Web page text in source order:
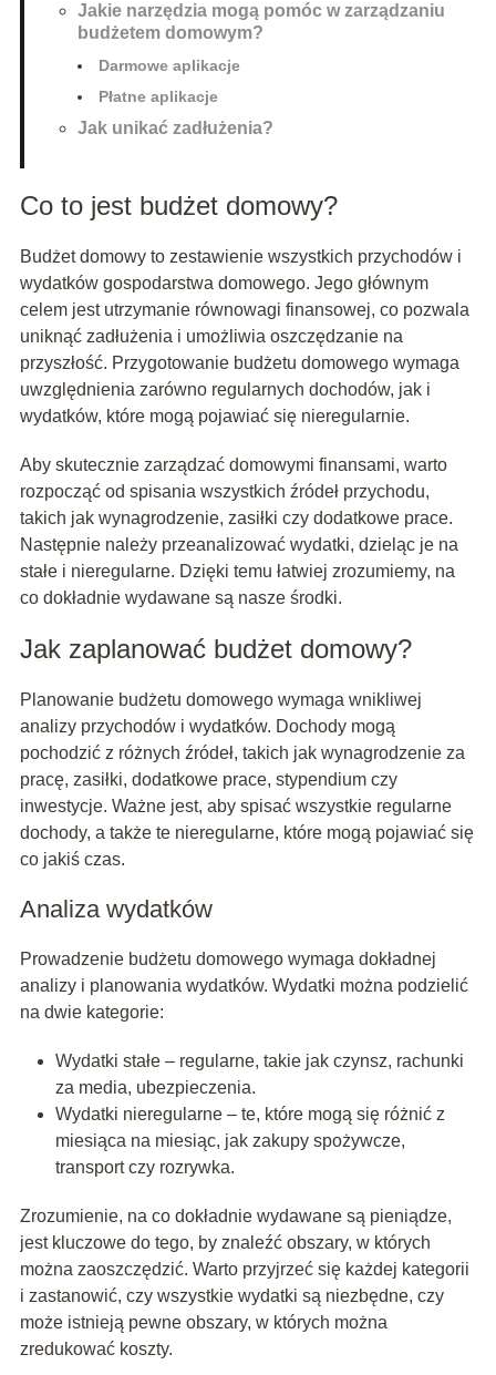
Jakie narzędzia mogą pomóc w zarządzaniu
budżetem domowym?
Darmowe aplikacje
Płatne aplikacje
Jak unikać zadłużenia?
Co to jest budżet domowy?
Budżet domowy to zestawienie wszystkich przychodów i
wydatków gospodarstwa domowego. Jego głównym
celem jest utrzymanie równowagi finansowej, co pozwala
uniknąć zadłużenia i umożliwia oszczędzanie na
przyszłość. Przygotowanie budżetu domowego wymaga
uwzględnienia zarówno regularnych dochodów, jak i
wydatków, które mogą pojawiać się nieregularnie.
Aby skutecznie zarządzać domowymi finansami, warto
rozpocząć od spisania wszystkich źródeł przychodu,
takich jak wynagrodzenie, zasiłki czy dodatkowe prace.
Następnie należy przeanalizować wydatki, dzieląc je na
stałe i nieregularne. Dzięki temu łatwiej zrozumiemy, na
co dokładnie wydawane są nasze środki.
Jak zaplanować budżet domowy?
Planowanie budżetu domowego wymaga wnikliwej
analizy przychodów i wydatków. Dochody mogą
pochodzić z różnych źródeł, takich jak wynagrodzenie za
pracę, zasiłki, dodatkowe prace, stypendium czy
inwestycje. Ważne jest, aby spisać wszystkie regularne
dochody, a także te nieregularne, które mogą pojawiać się
co jakiś czas.
Analiza wydatków
Prowadzenie budżetu domowego wymaga dokładnej
analizy i planowania wydatków. Wydatki można podzielić
na dwie kategorie:
Wydatki stałe – regularne, takie jak czynsz, rachunki
za media, ubezpieczenia.
Wydatki nieregularne – te, które mogą się różnić z
miesiąca na miesiąc, jak zakupy spożywcze,
transport czy rozrywka.
Zrozumienie, na co dokładnie wydawane są pieniądze,
jest kluczowe do tego, by znaleźć obszary, w których
można zaoszczędzić. Warto przyjrzeć się każdej kategorii
i zastanowić, czy wszystkie wydatki są niezbędne, czy
może istnieją pewne obszary, w których można
zredukować koszty.